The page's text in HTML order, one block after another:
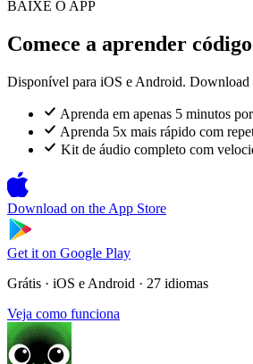
BAIXE O APP
Comece a aprender
Disponível para iOS e Android. Download
Aprenda em apenas 5 minutos
Aprenda 5x mais rápido com
Kit de áudio completo com
Download on the App Store
Get it on Google Play
Grátis · iOS e Android · 27 idiomas
Veja como funciona